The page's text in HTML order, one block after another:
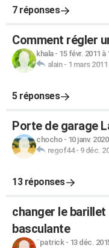
7 réponses
Comment régler
khala- 15 févr. 2011 à
alain- 1 mars 2011
5 réponses
Porte de garage
chocho- 10 janv.
regof44- 9 déc.
13 réponses
changer le
basculante
¨patrick- 13 déc.